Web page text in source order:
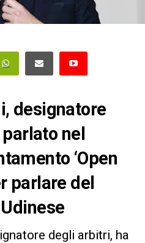
designatore
nel
‘Open
parlare del
degli arbitri, ha